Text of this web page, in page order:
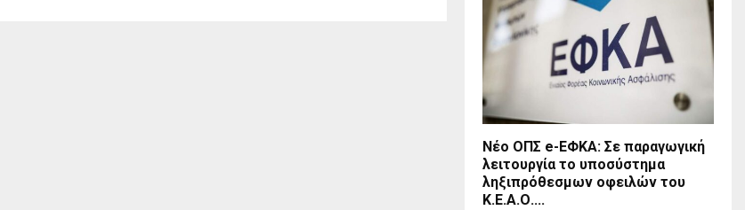
Νέο ΟΠΣ e-ΕΦΚΑ: Σε παραγωγική
λειτουργία το υποσύστημα
ληξιπρόθεσμων οφειλών του
Κ.Ε.Α.Ο....